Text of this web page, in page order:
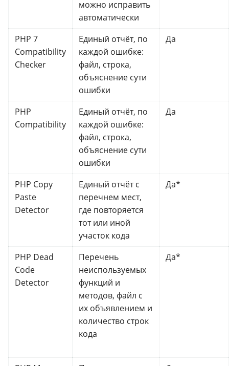
можно исправить
автоматически
PHP 7
Compatibility
Checker
Единый отчёт, по
каждой ошибке:
файл, строка,
объяснение сути
ошибки
Да
PHP
Compatibility
Единый отчёт, по
каждой ошибке:
файл, строка,
объяснение сути
ошибки
Да
PHP Copy
Paste
Detector
Единый отчёт с
перечнем мест,
где повторяется
тот или иной
участок кода
Да*
PHP Dead
Code
Detector
Перечень
неиспользуемых
функций и
методов, файл с
их объявлением и
количество строк
кода
Да*